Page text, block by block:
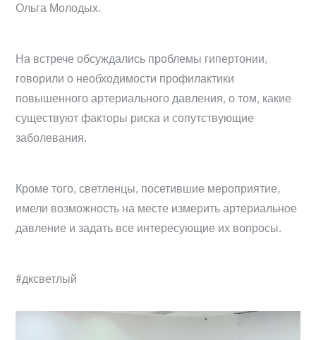
Ольга Молодых.
На встрече обсуждались проблемы гипертонии,
говорили о необходимости профилактики
повышенного артериального давления, о том, какие
существуют факторы риска и сопутствующие
заболевания.
Кроме того, светленцы, посетившие мероприятие,
имели возможность на месте измерить артериальное
давление и задать все интересующие их вопросы.
#дксветлый